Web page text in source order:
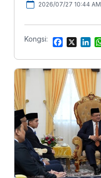
2026/07/27 10:44 AM
Kongsi:
c
e
b
o
n
k
e
d
I
n